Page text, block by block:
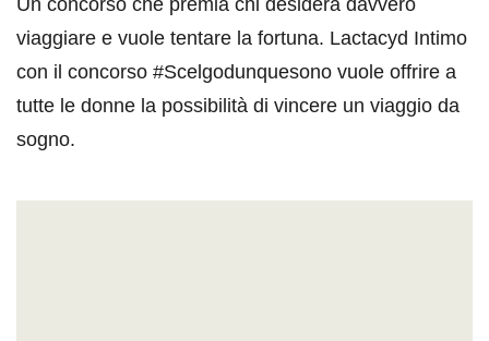
viaggiare e vuole tentare la fortuna. Lactacyd Intimo
con il concorso #Scelgodunquesono vuole offrire a
tutte le donne la possibilità di vincere un viaggio da
sogno.